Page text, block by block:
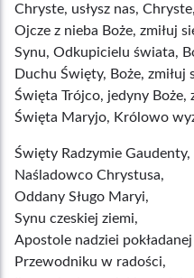
Chryste, usłysz nas,
Ojcze z nieba Boże, zmiłuj
Synu, Odkupicielu świata,
Duchu Święty, Boże, zmiłuj
Święta Trójco, jedyny Boże,
Święta Maryjo, Królowo
Święty Radzymie Gaudenty,
Naśladowco Chrystusa,
Oddany Sługo Maryi,
Synu czeskiej ziemi,
Apostole nadziei
Przewodniku w radości,